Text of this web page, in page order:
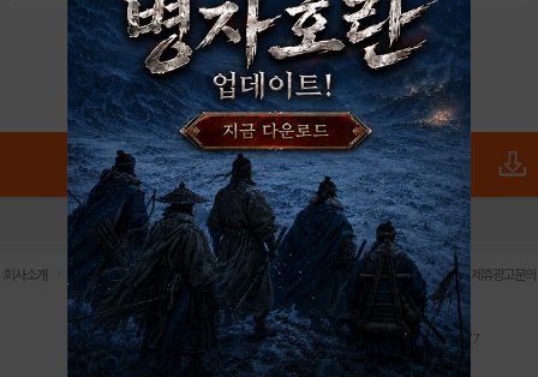
아이디 / 비밀번호 찾기 회원가입
로그인 PC버전 전체앱
회사소개 이용약관 | 개인정보 처리방침 | 청소년 보호정책 | 불법촬영물 신고센터 | 제휴광고문의
사업자등록번호:119-86-61101 (주)스마트나우 대표이사:송현두
주소: 서울시 금천구 가산디지털1로 171 연락처:063-284-8635 팩스:02-6265-0377
청소년보호책임자:김동욱desk@hungryapp.co.kr
등록번호:서울아02322 | 등록일자:2016년4월25일